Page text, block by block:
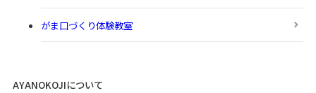
がま口づくり体験教室
AYANOKOJIについて